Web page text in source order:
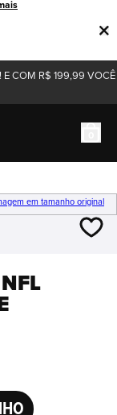
E COM R$ 199,99 VOCÊ
em tamanho original